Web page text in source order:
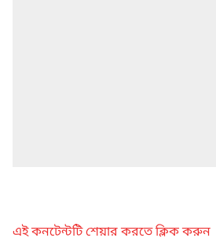
এই কনটেন্টটি শেয়ার করতে ক্লিক করুন